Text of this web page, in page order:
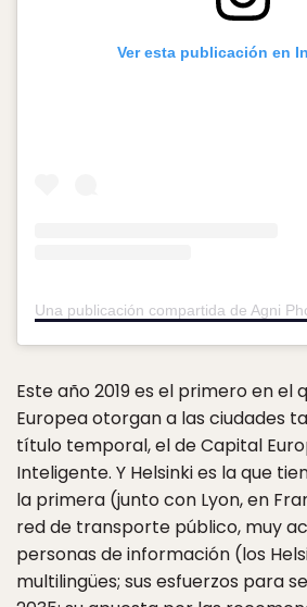
Ver esta publicación en
Este año 2019 es el primero en el
Europea otorgan a las ciudades
título temporal, el de Capital
Inteligente. Y Helsinki es la que
la primera (junto con Lyon, en
red de transporte público, muy
personas de información (los
multilingües; sus esfuerzos para